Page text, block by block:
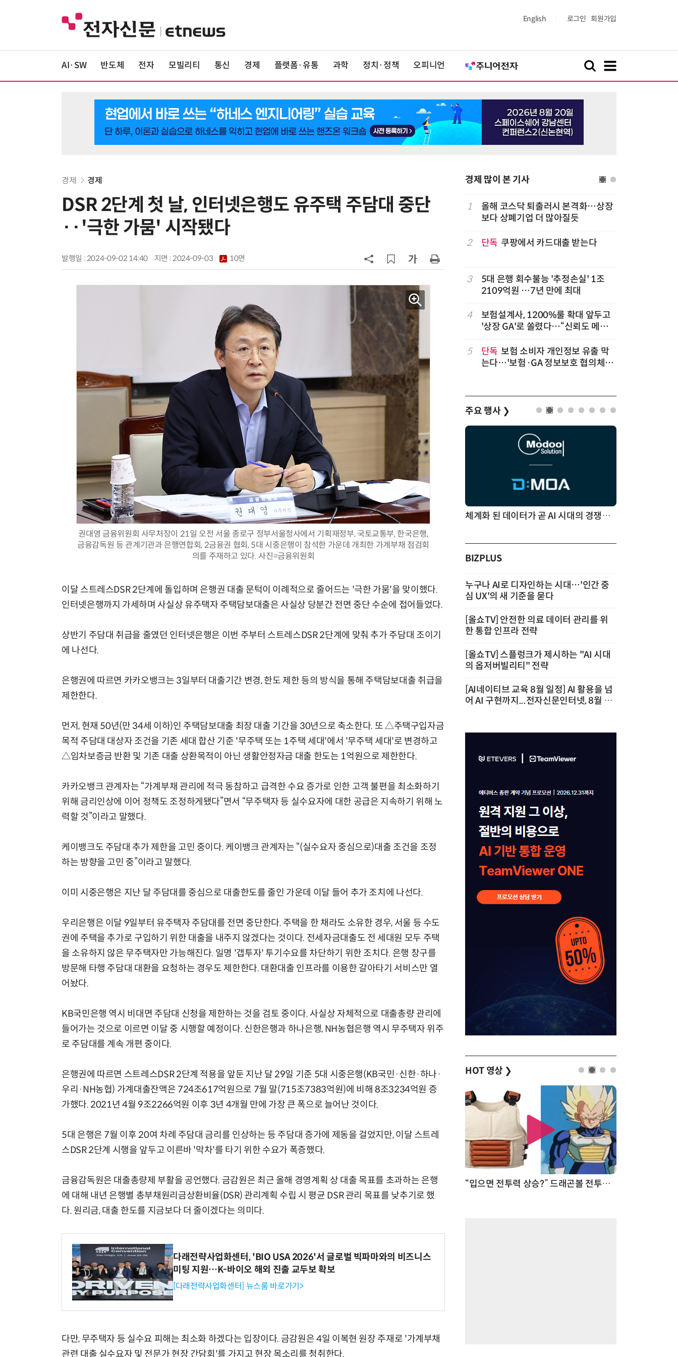
English 로그인 회원가입
AI·SW 반도체 전자 모빌리티 통신 경제 플랫폼·유통 과학 정치·정책 오피니언
경제 경제
DSR 2단계 첫 날, 인터넷은행도 유주택 주담대 중단
··'극한 가뭄' 시작됐다
발행일 : 2024-09-02 14:40 지면 :2024-09-03 10면
권대영 금융위원회 사무처장이 21일 오전 서울 종로구 정부서울청사에서 기획재정부, 국토교통부, 한국은행,
금융감독원 등 관계기관과 은행연합회, 2금융권 협회, 5대 시중은행이 참석한 가운데 개최한 가계부채 점검회
의를 주재하고 있다. 사진=금융위원회
이달 스트레스DSR 2단계에 돌입하며 은행권 대출 문턱이 이례적으로 줄어드는 '극한 가뭄'을 맞이했다.
인터넷은행까지 가세하며 사실상 유주택자 주택담보대출은 사실상 당분간 전면 중단 수순에 접어들었다.
상반기 주담대 취급을 줄였던 인터넷은행은 이번 주부터 스트레스DSR 2단계에 맞춰 추가 주담대 조이기
에 나선다.
은행권에 따르면 카카오뱅크는 3일부터 대출기간 변경, 한도 제한 등의 방식을 통해 주택담보대출 취급을
제한한다.
먼저, 현재 50년(만 34세 이하)인 주택담보대출 최장 대출 기간을 30년으로 축소한다. 또 △주택구입자금
목적 주담대 대상자 조건을 기존 세대 합산 기준 '무주택 또는 1주택 세대'에서 '무주택 세대'로 변경하고
△임차보증금 반환 및 기존 대출 상환목적이 아닌 생활안정자금 대출 한도는 1억원으로 제한한다.
카카오뱅크 관계자는 “가계부채 관리에 적극 동참하고 급격한 수요 증가로 인한 고객 불편을 최소화하기
위해 금리인상에 이어 정책도 조정하게됐다”면서 “무주택자 등 실수요자에 대한 공급은 지속하기 위해 노
력할 것”이라고 말했다.
케이뱅크도 주담대 추가 제한을 고민 중이다. 케이뱅크 관계자는 “(실수요자 중심으로)대출 조건을 조정
하는 방향을 고민 중”이라고 말했다.
이미 시중은행은 지난 달 주담대를 중심으로 대출한도를 줄인 가운데 이달 들어 추가 조치에 나선다.
우리은행은 이달 9일부터 유주택자 주담대를 전면 중단한다. 주택을 한 채라도 소유한 경우, 서울 등 수도
권에 주택을 추가로 구입하기 위한 대출을 내주지 않겠다는 것이다. 전세자금대출도 전 세대원 모두 주택
을 소유하지 않은 무주택자만 가능해진다. 일명 '갭투자' 투기수요를 차단하기 위한 조치다. 은행 창구를
방문해 타행 주담대 대환을 요청하는 경우도 제한한다. 대환대출 인프라를 이용한 갈아타기 서비스만 열
어놨다.
KB국민은행 역시 비대면 주담대 신청을 제한하는 것을 검토 중이다. 사실상 자체적으로 대출총량 관리에
들어가는 것으로 이르면 이달 중 시행할 예정이다. 신한은행과 하나은행, NH농협은행 역시 무주택자 위주
로 주담대를 계속 개편 중이다.
은행권에 따르면 스트레스DSR 2단계 적용을 앞둔 지난 달 29일 기준 5대 시중은행(KB국민·신한·하나·
우리·NH농협) 가계대출잔액은 724조617억원으로 7월 말(715조7383억원)에 비해 8조3234억원 증
가했다. 2021년 4월 9조2266억원 이후 3년 4개월 만에 가장 큰 폭으로 늘어난 것이다.
5대 은행은 7월 이후 20여 차례 주담대 금리를 인상하는 등 주담대 증가에 제동을 걸었지만, 이달 스트레
스DSR 2단계 시행을 앞두고 이른바 '막차'를 타기 위한 수요가 폭증했다.
금융감독원은 대출총량제 부활을 공언했다. 금감원은 최근 올해 경영계획 상 대출 목표를 초과하는 은행
에 대해 내년 은행별 총부채원리금상환비율(DSR) 관리계획 수립 시 평균 DSR 관리 목표를 낮추기로 했
다. 원리금, 대출 한도를 지금보다 더 줄이겠다는 의미다.
다래전략사업화센터, 'BIO USA 2026'서 글로벌 빅파마와의 비즈니스
미팅 지원…K-바이오 해외 진출 교두보 확보
[다래전략사업화센터] 뉴스룸 바로가기>
다만, 무주택자 등 실수요 피해는 최소화 하겠다는 입장이다. 금감원은 4일 이복현 원장 주재로 '가계부채
관련 대출 실수요자 및 전문가 현장 간담회'를 가지고 현장 목소리를 청취한다.
경제 많이 본 기사
6
LG 엑사원, 中企 제조현장 '전파'…
전자, 美 B2B 구독 시동
서 TV·모니터 '大戰'
“상장폐지 막아라”…중소 가전 기업,
주가 부양 '총력전'
코스피 급등에 매수 사이드카 발동
1
올해 코스닥 퇴출러시 본격화…상장
보다 상폐기업 더 많아질듯
2 단독 쿠팡에서 카드대출 받는다
3
5대 은행 회수불능 '추정손실' 1조
2109억원 …7년 만에 최대
4
보험설계사, 1200%룰 확대 앞두고
'상장 GA'로 쏠렸다…“신뢰도 메리
5
단독 보험 소비자 개인정보 유출 막
는다…'보험·GA 정보보호 협의체'
주요 행사 ❯
AI Native Enterprise를 지원하는 AI Ready Data 플랫폼 활용 전략 체계화 된 데이터가 곧 AI 시대의 경쟁력이다
BIZPLUS
누구나 AI로 디자인하는 시대…'인간 중
심 UX'의 새 기준을 묻다
[올쇼TV] 안전한 의료 데이터 관리를 위
한 통합 인프라 전략
[올쇼TV] 스플렁크가 제시하는 "AI 시대
의 옵저버빌리티" 전략
[AI네이티브 교육 8월 일정] AI 활용을 넘
어 AI 구현까지...전자신문인터넷, 8월 실
HOT 영상 ❯
“계속 쫓아왔다”…도망치던 우크라 민간인 공격한 러 자폭 드론 “입으면 전투력 상승?” 드래곤볼 전투복 닮은 중량조끼